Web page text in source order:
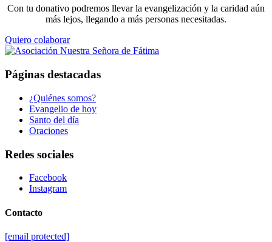
Con tu donativo podremos llevar la evangelización y la caridad aún
más lejos, llegando a más personas necesitadas.
Quiero colaborar
Páginas destacadas
¿Quiénes somos?
Evangelio de hoy
Santo del día
Oraciones
Redes sociales
Facebook
Instagram
Contacto
[email protected]